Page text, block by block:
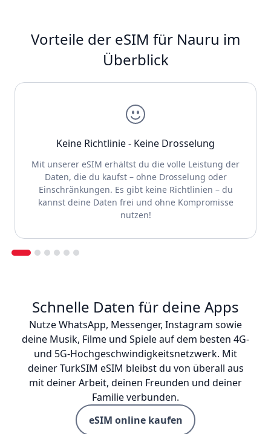
Vorteile der eSIM für Nauru im
Überblick
Keine Richtlinie - Keine Drosselung
Mit unserer eSIM erhältst du die volle Leistung der
Daten, die du kaufst – ohne Drosselung oder
Einschränkungen. Es gibt keine Richtlinien – du
kannst deine Daten frei und ohne Kompromisse
nutzen!
Schnelle Daten für deine Apps
Nutze WhatsApp, Messenger, Instagram sowie
deine Musik, Filme und Spiele auf dem besten 4G-
und 5G-Hochgeschwindigkeitsnetzwerk. Mit
deiner TurkSIM eSIM bleibst du von überall aus
mit deiner Arbeit, deinen Freunden und deiner
Familie verbunden.
eSIM online kaufen